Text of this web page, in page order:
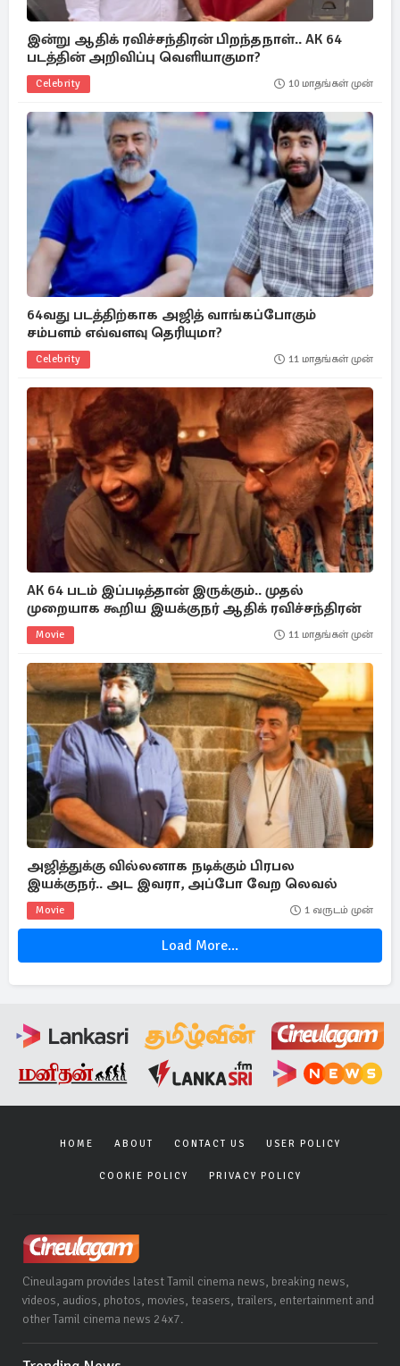
இன்று ஆதிக் ரவிச்சந்திரன் பிறந்தநாள்.. AK 64
படத்தின் அறிவிப்பு வெளியாகுமா?
Celebrity 10 மாதங்கள் முன்
64வது படத்திற்காக அஜித் வாங்கப்போகும்
சம்பளம் எவ்வளவு தெரியுமா?
Celebrity 11 மாதங்கள் முன்
AK 64 படம் இப்படித்தான் இருக்கும்.. முதல்
முறையாக கூறிய இயக்குநர் ஆதிக் ரவிச்சந்திரன்
Movie 11 மாதங்கள் முன்
அஜித்துக்கு வில்லனாக நடிக்கும் பிரபல
இயக்குநர்.. அட இவரா, அப்போ வேற லெவல்
Movie 1 வருடம் முன்
Load More...
HOME ABOUT CONTACT US USER POLICY
COOKIE POLICY PRIVACY POLICY
Cineulagam provides latest Tamil cinema news, breaking news,
videos, audios, photos, movies, teasers, trailers, entertainment and
other Tamil cinema news 24x7.